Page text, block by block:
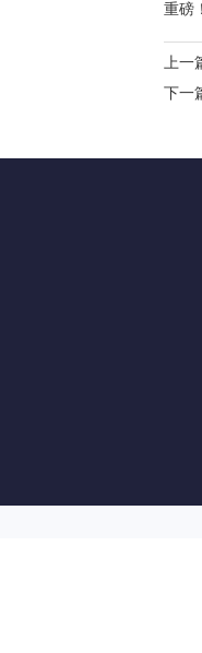
重磅
上一
下一